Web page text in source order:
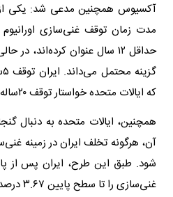
آکسیوس همچنین مدعی شد: یکی از
مدت زمان توقف غنی‌سازی
که ایالات متحده خواستار توقف ۲۰ساله است.
همچنین، ایالات متحده به دنبال
آن، هرگونه تخلف ایران در زمینه
شود. طبق این طرح، ایران پس از
غنی‌سازی را تا سطح پایین ۳.۶۷ درصد از سر بگیرد.